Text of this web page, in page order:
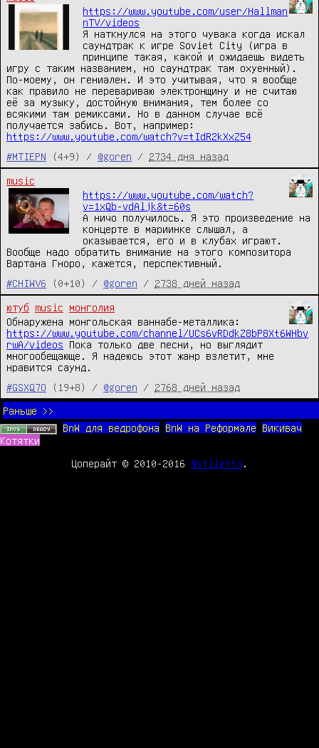
https://www.youtube.com/user/Hallman
nTV/videos
Я наткнулся на этого чувака когда искал
саундтрак к игре Soviet City (игра в
принципе такая, какой и ожидаешь видеть
игру с таким названием, но саундтрак там охуенный).
По-моему, он гениален. И это учитывая, что я вообще
как правило не перевариваю электронщину и не считаю
её за музыку, достойную внимания, тем более со
всякими там ремиксами. Но в данном случае всё
получается забись. Вот, например:
https://www.youtube.com/watch?v=tIdR2kXxZ54
#MTIEPN
(4+9) / @goren / 2734 дня назад
music
https://www.youtube.com/watch?
v=1xQb-vdAljk&t=60s
А ничо получилось. Я это произведение на
концерте в мариинке слышал, а
оказывается, его и в клубах играют.
Вообще надо обратить внимание на этого композитора
Вартана Гноро, кажется, перспективный.
#CHIWV6
(0+10) / @goren / 2738 дней назад
ютуб music
монголия
Обнаружена монгольская ваннабе-металлика:
https://www.youtube.com/channel/UCs6vRDdkZ8bP8Xt6WHbv
rwA/videos Пока только две песни, но выглядит
многообещающе. Я надеюсь этот жанр взлетит, мне
нравится саунд.
#GSXQ7O
(19+8) / @goren / 2768 дней назад
Раньше >>
BnW для ведрофона
BnW на Реформале
Викивач
Котятки
Цоперайт © 2010-2016 @stiletto